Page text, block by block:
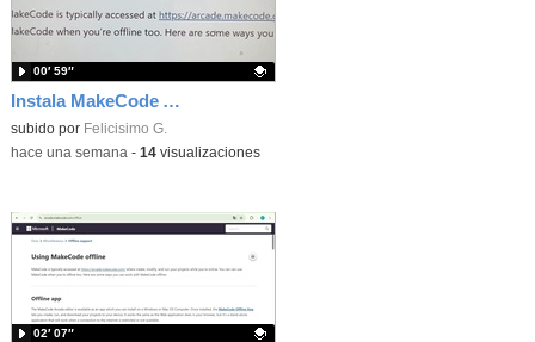
Instala MakeCode Arcade para trabajar offline en tu tablet, ordenador, Chromebook
Contenido educativo.
subido por Felicisimo G.
00′ 59″
-hace una semana - 14visualizaciones
02′ 07″